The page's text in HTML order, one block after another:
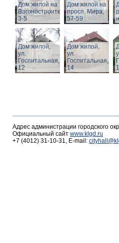
Дом жилой на
Вагоностроительной
3-5
Дом жилой на
просп. Мира,
57-59
Дом жилой,
ул.
Госпитальная,
12
Дом жилой,
ул.
Госпитальная,
14
Адрес администрации городского
Официальный сайт www.klgd.ru
+7 (4012) 31-10-31, E-mail: